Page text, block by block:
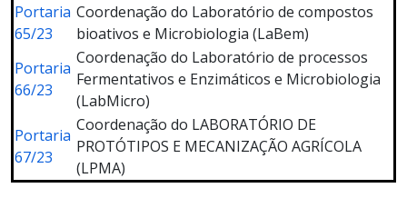
Portaria
65/23
Coordenação do Laboratório de compostos
bioativos e Microbiologia (LaBem)
Portaria
66/23
Coordenação do Laboratório de processos
Fermentativos e Enzimáticos e Microbiologia
(LabMicro)
Portaria
67/23
Coordenação do LABORATÓRIO DE
PROTÓTIPOS E MECANIZAÇÃO AGRÍCOLA
(LPMA)